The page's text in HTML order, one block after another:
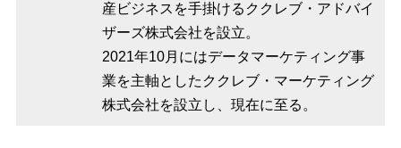
産ビジネスを手掛けるククレブ・アドバイ
ザーズ株式会社を設立。
2021年10月にはデータマーケティング事
業を主軸としたククレブ・マーケティング
株式会社を設立し、現在に至る。